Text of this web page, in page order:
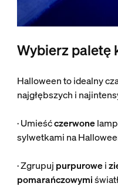
Wybierz paletę
Halloween to idealny
najgłębszych i
· Umieśćczerwone
sylwetkami na
· Zgrupuj purpurowei
pomarańczowymi